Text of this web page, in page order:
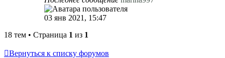
03 янв 2021, 15:47
18 тем • Страница 1 из 1
Вернуться к списку форумов